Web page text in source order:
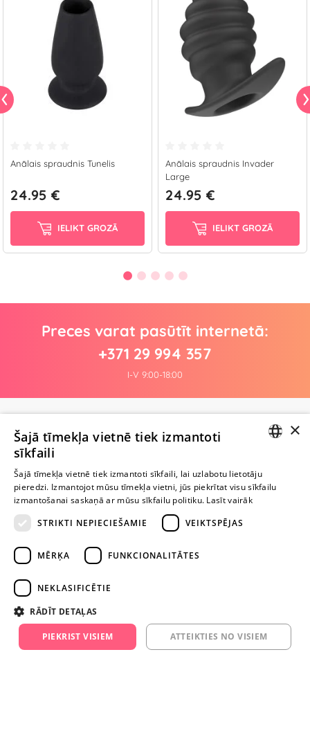
Anālais spraudnis Tunelis
24.95 €
IELIKT GROZĀ
Anālais spraudnis Invader
Large
24.95 €
IELIKT GROZĀ
Preces varat pasūtīt internetā:
+371 29 994 357
I-V 9:00-18:00
Esi pirmais!
Uzraksti atsauksmi un SAŅEM DĀVANU!
šo vietni vari tikai no 18 gadu vecuma.
+371 29 994 357
info@yesyes.lv
RUSSIAN
×
Šajā tīmekļa vietnē tiek izmantoti
sīkfaili
Šajā tīmekļa vietnē tiek izmantoti sīkfaili, lai uzlabotu lietotāju
pieredzi. Izmantojot mūsu tīmekļa vietni, jūs piekrītat visu sīkfailu
izmantošanai saskaņā ar mūsu sīkfailu politiku. Lasīt vairāk
STRIKTI NEPIECIEŠAMIE
VEIKTSPĒJAS
MĒRĶA FUNKCIONALITĀTES
NEKLASIFICĒTIE
RĀDĪT DETAĻAS
PIEKRIST VISIEM ATTEIKTIES NO VISIEM